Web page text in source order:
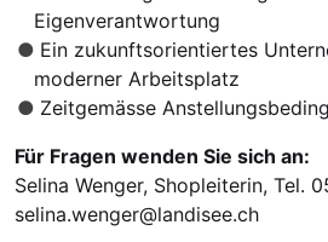
Eigenverantwortung
Ein zukunftsorientiertes
moderner Arbeitsplatz
Zeitgemässe
Für Fragen wenden Sie sich an:
Selina Wenger, Shopleiterin, Tel.
selina.wenger@landisee.ch